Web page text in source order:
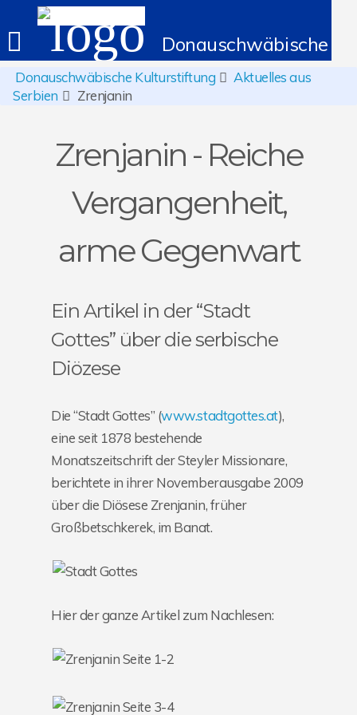
Donauschwäbische
Donauschwäbische Kulturstiftung
Aktuelles aus
Serbien
Zrenjanin
Zrenjanin - Reiche
Vergangenheit,
arme Gegenwart
Ein Artikel in der “Stadt
Gottes” über die serbische
Diözese
Die “Stadt Gottes” (www.stadtgottes.at),
eine seit 1878 bestehende
Monatszeitschrift der Steyler Missionare,
berichtete in ihrer Novemberausgabe 2009
über die Diösese Zrenjanin, früher
Großbetschkerek, im Banat.
Hier der ganze Artikel zum Nachlesen: